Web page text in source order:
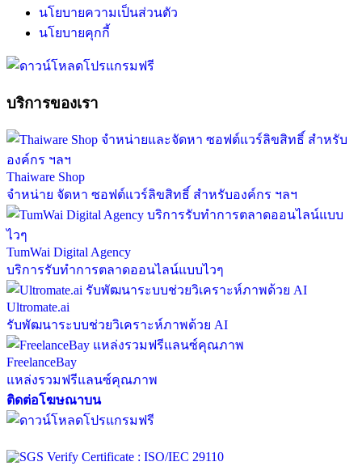
นโยบายความเป็นส่วนตัว
นโยบายคุกกี้
บริการของเรา
Thaiware Shop
จำหน่าย จัดหา ซอฟต์แวร์ลิขสิทธิ์ สำหรับองค์กร ฯลฯ
TumWai Digital Agency
บริการรับทำการตลาดออนไลน์แบบไวๆ
Ultromate.ai
รับพัฒนาระบบช่วยวิเคราะห์ภาพด้วย AI
FreelanceBay
แหล่งรวมฟรีแลนซ์คุณภาพ
ติดต่อโฆษณาบน